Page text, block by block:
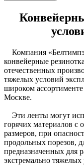
Компания
конвейерные
отечественных
тяжелых условий
широком ассортименте
Москве.
Эти ленты могут
горячих материалов
размеров, при
продольных порезов,
предназначенных для
экстремально тяжелых